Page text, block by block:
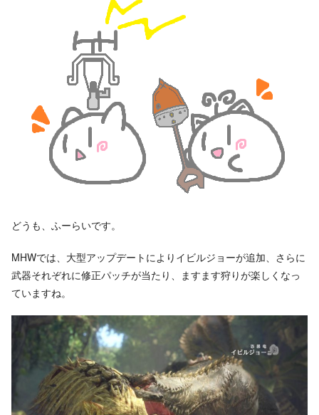
どうも、ふーらいです。
MHWでは、大型アップデートによりイビルジョーが追加、さらに
武器それぞれに修正パッチが当たり、ますます狩りが楽しくなっ
ていますね。